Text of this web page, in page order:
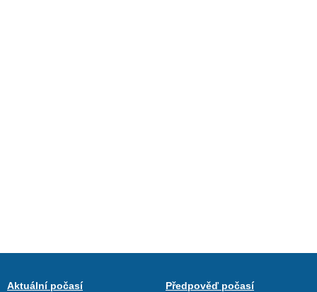
Aktuální počasí
Předpověď počasí